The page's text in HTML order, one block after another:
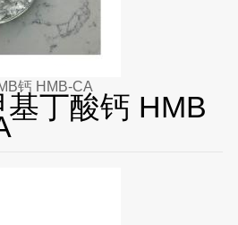
钙 HMB-CA
丁酸钙 HMB